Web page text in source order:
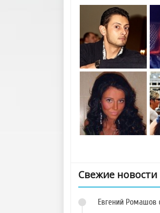
Свежие новости
Евгений Ромашов